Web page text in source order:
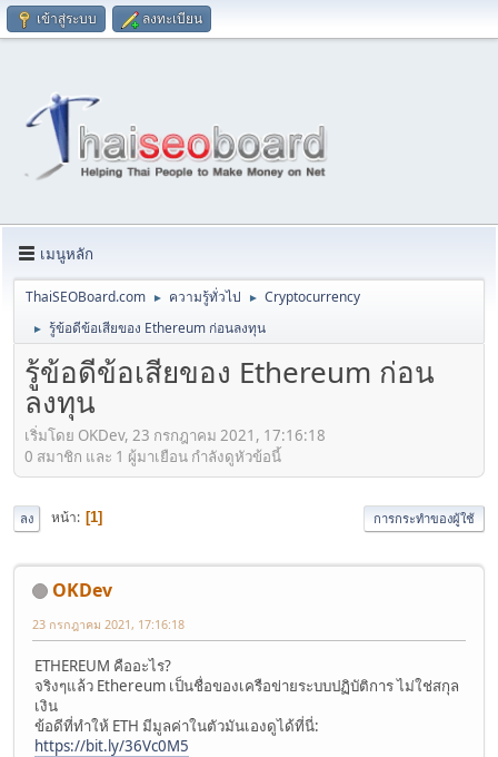
เข้าสู่ระบบ ลงทะเบียน
เมนูหลัก
ThaiSEOBoard.com ► ความรู้ทั่วไป ► Cryptocurrency
► รู้ข้อดีข้อเสียของ Ethereum ก่อนลงทุน
รู้ข้อดีข้อเสียของ Ethereum ก่อน
ลงทุน
เริ่มโดย OKDev, 23 กรกฎาคม 2021, 17:16:18
0 สมาชิก และ 1 ผู้มาเยือน กำลังดูหัวข้อนี้
ลง หน้า 1 การกระทำของผู้ใช้
OKDev
23 กรกฎาคม 2021, 17:16:18
ETHEREUM คืออะไร?
จริงๆแล้ว Ethereum เป็นชื่อของเครือข่ายระบบปฏิบัติการ ไม่ใช่สกุล
เงิน
ข้อดีที่ทำให้ ETH มีมูลค่าในตัวมันเองดูได้ที่นี่:
https://bit.ly/36Vc0M5